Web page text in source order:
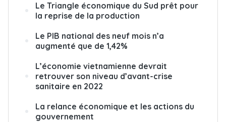
Le Triangle économique du Sud prêt pour
la reprise de la production
Le PIB national des neuf mois n’a
augmenté que de 1,42%
L’économie vietnamienne devrait
retrouver son niveau d’avant-crise
sanitaire en 2022
La relance économique et les actions du
gouvernement